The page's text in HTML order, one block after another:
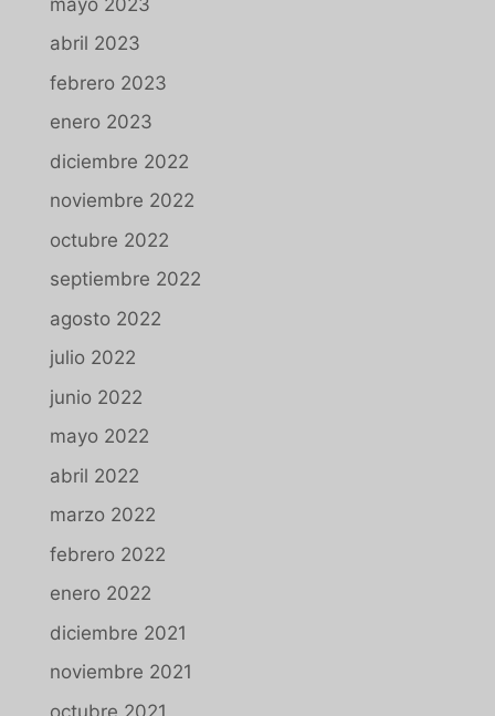
abril 2023
febrero 2023
enero 2023
diciembre 2022
noviembre 2022
octubre 2022
septiembre 2022
agosto 2022
julio 2022
junio 2022
mayo 2022
abril 2022
marzo 2022
febrero 2022
enero 2022
diciembre 2021
noviembre 2021
octubre 2021